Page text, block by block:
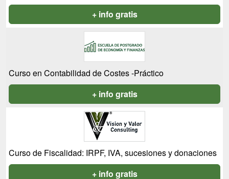
+ info gratis
Curso en Contabilidad de Costes -Práctico
+ info gratis
Curso de Fiscalidad: IRPF, IVA, sucesiones y donaciones
+ info gratis